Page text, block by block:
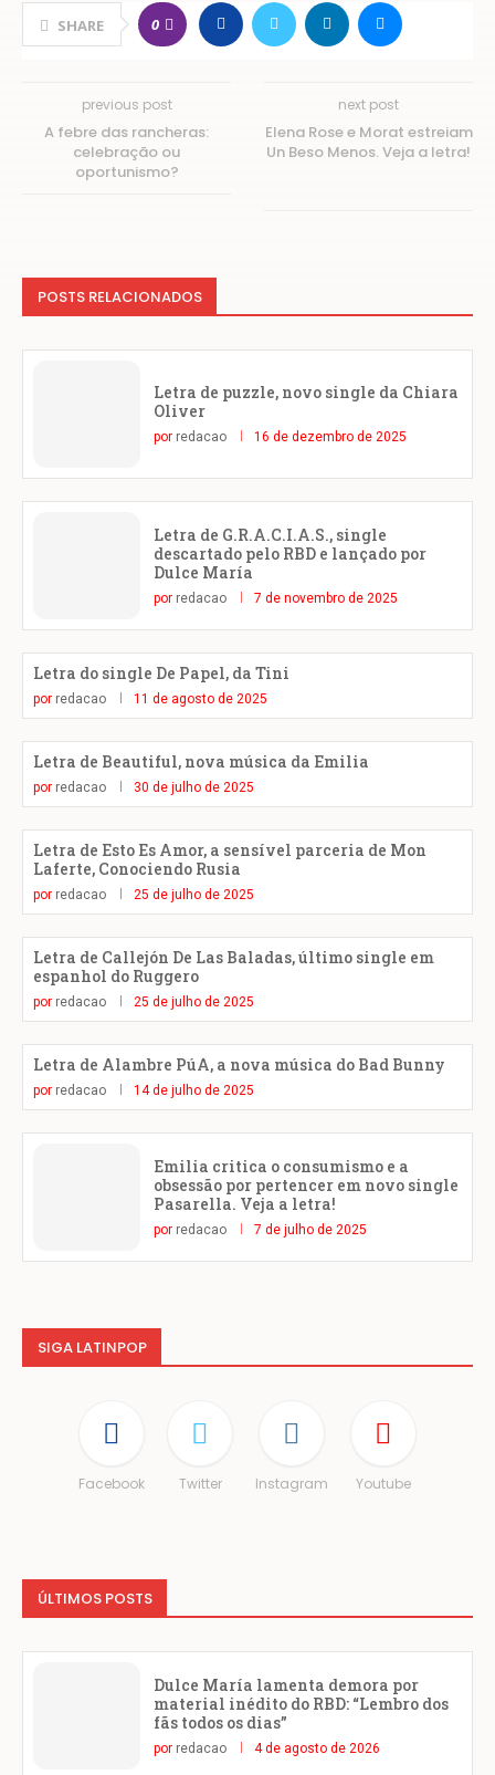
SHARE 0
previous post
A febre das rancheras:
celebração ou
oportunismo?
next post
Elena Rose e Morat estreiam
Un Beso Menos. Veja a letra!
POSTS RELACIONADOS
Letra de puzzle, novo single da Chiara
Oliver
por redacao 16 de dezembro de 2025
Letra de G.R.A.C.I.A.S., single
descartado pelo RBD e lançado por
Dulce María
por redacao 7 de novembro de 2025
Letra do single De Papel, da Tini
por redacao 11 de agosto de 2025
Letra de Beautiful, nova música da Emilia
por redacao 30 de julho de 2025
Letra de Esto Es Amor, a sensível parceria de Mon
Laferte, Conociendo Rusia
por redacao 25 de julho de 2025
Letra de Callejón De Las Baladas, último single em
espanhol do Ruggero
por redacao 25 de julho de 2025
Letra de Alambre PúA, a nova música do Bad Bunny
por redacao 14 de julho de 2025
Emilia critica o consumismo e a
obsessão por pertencer em novo single
Pasarella. Veja a letra!
por redacao 7 de julho de 2025
SIGA LATINPOP
Facebook Twitter Instagram Youtube
ÚLTIMOS POSTS
Dulce María lamenta demora por
material inédito do RBD: “Lembro dos
fãs todos os dias”
por redacao 4 de agosto de 2026